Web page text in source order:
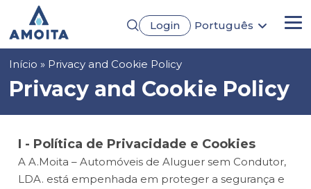
conteúdo
principal
Login
Português
Deutsch
Navegação
estrutural
Início Privacy and Cookie Policy
Privacy and Cookie Policy
I - Política de Privacidade e Cookies
A A.Moita – Automóveis de Aluguer sem Condutor,
LDA. está empenhada em proteger a segurança e